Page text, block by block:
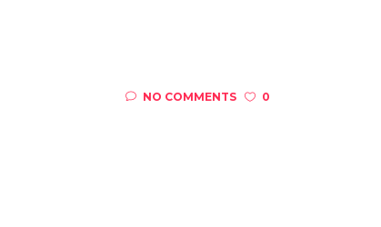
NO COMMENTS 0